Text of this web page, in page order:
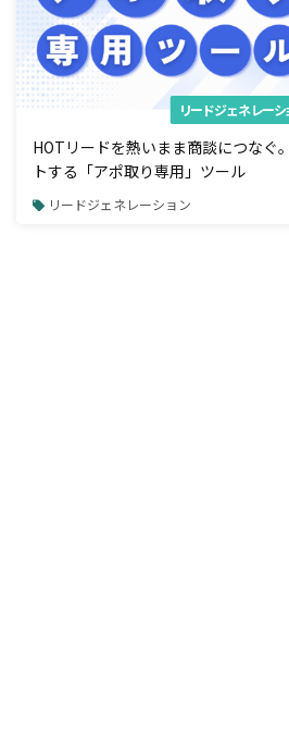
リードジェネレーシ
HOTリードを熱いまま商談につなぐ
トする「アポ取り専用」ツール
リードジェネレーション